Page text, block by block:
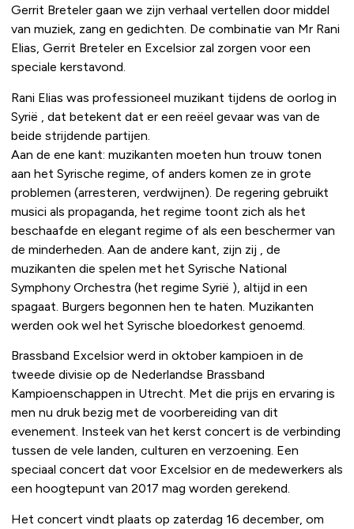
Gerrit Breteler gaan we zijn verhaal vertellen door middel
van muziek, zang en gedichten. De combinatie van Mr Rani
Elias, Gerrit Breteler en Excelsior zal zorgen voor een
speciale kerstavond.
Rani Elias was professioneel muzikant tijdens de oorlog in
Syrië , dat betekent dat er een reëel gevaar was van de
beide strijdende partijen.
Aan de ene kant: muzikanten moeten hun trouw tonen
aan het Syrische regime, of anders komen ze in grote
problemen (arresteren, verdwijnen). De regering gebruikt
musici als propaganda, het regime toont zich als het
beschaafde en elegant regime of als een beschermer van
de minderheden. Aan de andere kant, zijn zij , de
muzikanten die spelen met het Syrische National
Symphony Orchestra (het regime Syrië ), altijd in een
spagaat. Burgers begonnen hen te haten. Muzikanten
werden ook wel het Syrische bloedorkest genoemd.
Brassband Excelsior werd in oktober kampioen in de
tweede divisie op de Nederlandse Brassband
Kampioenschappen in Utrecht. Met die prijs en ervaring is
men nu druk bezig met de voorbereiding van dit
evenement. Insteek van het kerst concert is de verbinding
tussen de vele landen, culturen en verzoening. Een
speciaal concert dat voor Excelsior en de medewerkers als
een hoogtepunt van 2017 mag worden gerekend.
Het concert vindt plaats op zaterdag 16 december, om